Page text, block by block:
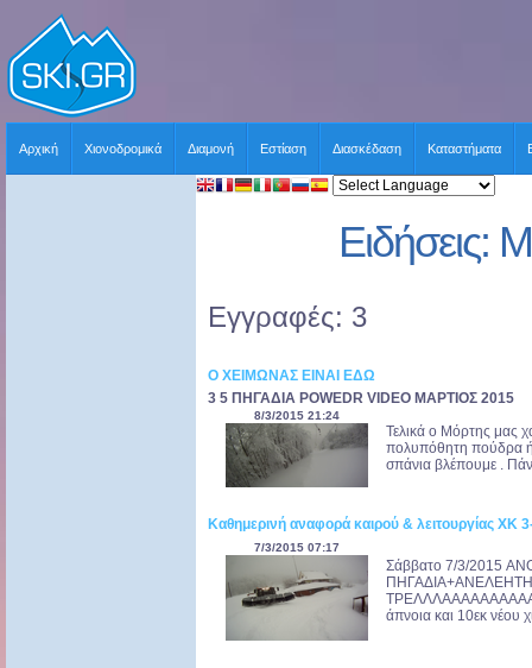
Αρχική Χιονοδρομικά Διαμονή Εστίαση Διασκέδαση Καταστήματα
Ειδήσεις:
Εγγραφές: 3
Ο ΧΕΙΜΩΝΑΣ ΕΙΝΑΙ ΕΔΩ
3 5 ΠΗΓΑΔΙΑ POWEDR VIDEO ΜΑΡΤΙΟΣ 2015
8/3/2015 21:24
Τελικά ο Μόρτης μας
πολυπόθητη πούδρα
σπάνια βλέπουμε .
Καθημερινή αναφορά καιρού & λειτουργίας
7/3/2015 07:17
Σάββατο 7/3/2015
άπνοια και 10εκ νέου